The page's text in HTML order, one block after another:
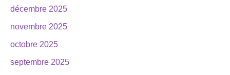
décembre 2025
novembre 2025
octobre 2025
septembre 2025